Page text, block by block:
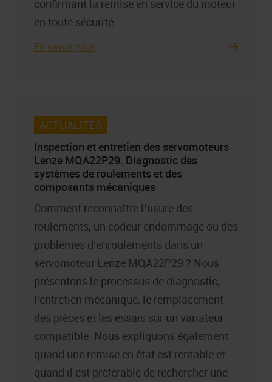
confirmant la remise en service du moteur
en toute sécurité.
En savoir plus
ACTUALITÉS
Inspection et entretien des servomoteurs
Lenze MQA22P29. Diagnostic des
systèmes de roulements et des
composants mécaniques
Comment reconnaître l’usure des
roulements, un codeur endommagé ou des
problèmes d’enroulements dans un
servomoteur Lenze MQA22P29 ? Nous
présentons le processus de diagnostic,
l’entretien mécanique, le remplacement
des pièces et les essais sur un variateur
compatible. Nous expliquons également
quand une remise en état est rentable et
quand il est préférable de rechercher une